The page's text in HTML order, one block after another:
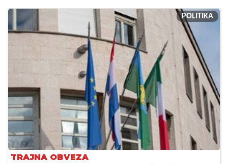
POLITIKA
TRAJNA OBVEZA